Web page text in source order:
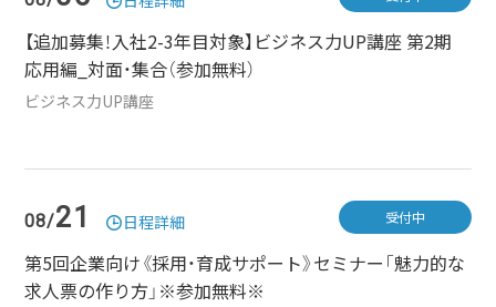
【追加募集！入社2-3年目対象】ビジネス力UP講座 第2期
応用編_対面・集合（参加無料）
ビジネス力UP講座
08/21 日程詳細
第5回企業向け《採用・育成サポート》セミナー「魅力的な
求人票の作り方」※参加無料※
受付中